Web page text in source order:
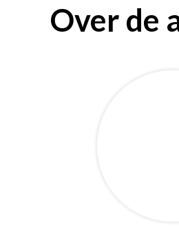
Over de